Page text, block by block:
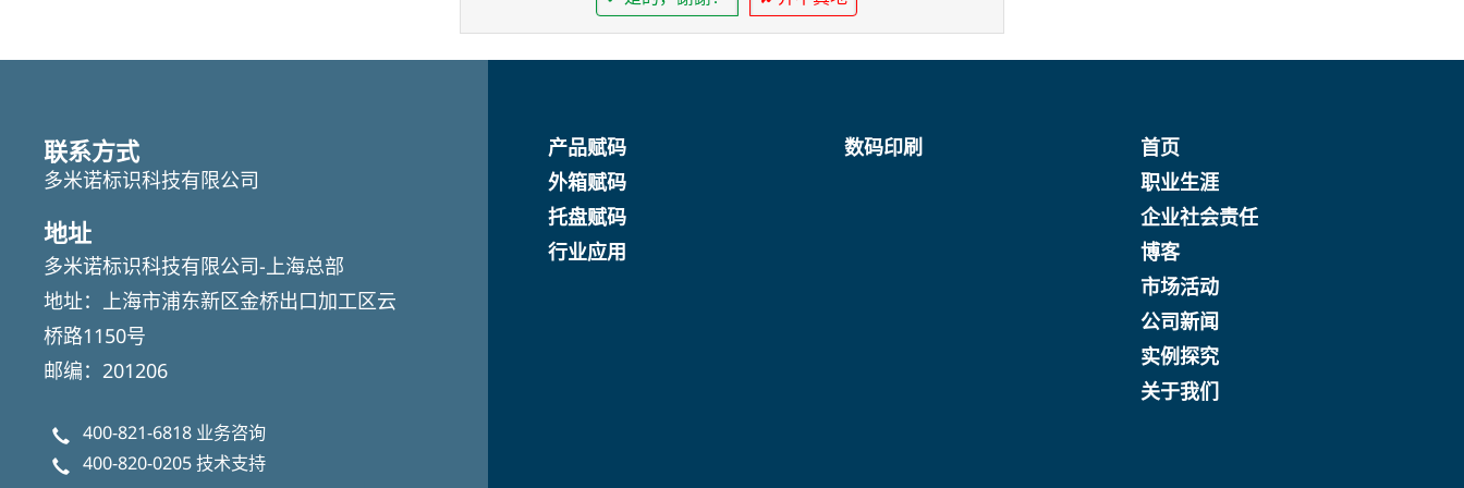
联系方式
多米诺标识科技有限公司
地址
多米诺标识科技有限公司-上海总部
地址：上海市浦东新区金桥出口加工区云
桥路1150号
邮编：201206
400-821-6818 业务咨询
400-820-0205技术支持
产品赋码
外箱赋码
托盘赋码
行业应用
数码印刷
首页
职业生涯
企业社会责任
博客
市场活动
公司新闻
实例探究
关于我们